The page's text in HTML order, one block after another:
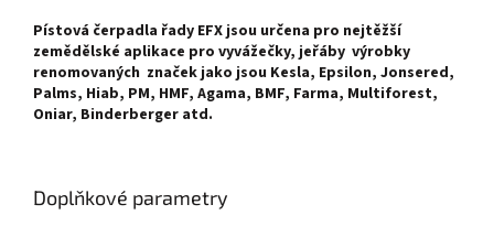
Pístová čerpadla řady EFX jsou určena pro nejtěžší
zemědělské aplikace pro vyvážečky, jeřáby výrobky
renomovaných značek jako jsou Kesla, Epsilon, Jonsered,
Palms, Hiab, PM, HMF, Agama, BMF, Farma, Multiforest,
Oniar, Binderberger atd.
Doplňkové parametry